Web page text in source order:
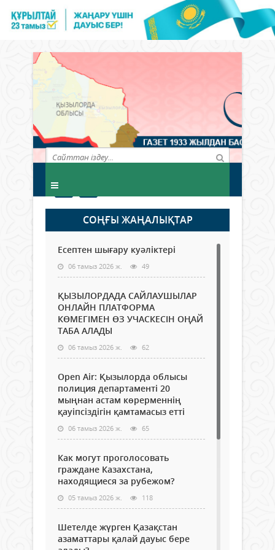
СОҢҒЫ ЖАҢАЛЫҚТАР
Есептен шығару куәліктері
06 тамыз 2026 ж. 49
ҚЫЗЫЛОРДАДА САЙЛАУШЫЛАР
ОНЛАЙН ПЛАТФОРМА
КӨМЕГІМЕН ӨЗ УЧАСКЕСІН ОҢАЙ
ТАБА АЛАДЫ
06 тамыз 2026 ж. 62
Open Air: Қызылорда облысы
полиция департаменті 20
мыңнан астам көрерменнің
қауіпсіздігін қамтамасыз етті
06 тамыз 2026 ж. 65
Как могут проголосовать
граждане Казахстана,
находящиеся за рубежом?
05 тамыз 2026 ж. 118
Шетелде жүрген Қазақстан
азаматтары қалай дауыс бере